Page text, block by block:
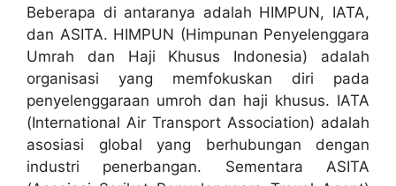
Beberapa di antaranya adalah HIMPUN, IATA,
dan ASITA. HIMPUN (Himpunan Penyelenggara
Umrah dan Haji Khusus Indonesia) adalah
organisasi yang memfokuskan diri pada
penyelenggaraan umroh dan haji khusus. IATA
(International Air Transport Association) adalah
asosiasi global yang berhubungan dengan
industri penerbangan. Sementara ASITA